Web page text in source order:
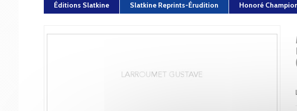
Éditions Slatkine Slatkine Reprints-Érudition Honoré